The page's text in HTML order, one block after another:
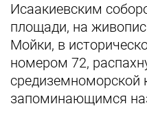
Исаакиевским
площади, на
Мойки, в
номером 72,
средиземноморской
запоминающимся